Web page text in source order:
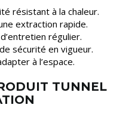
résistant à la chaleur.
extraction rapide.
régulier.
sécurité en vigueur.
à l’espace.
TUNNEL